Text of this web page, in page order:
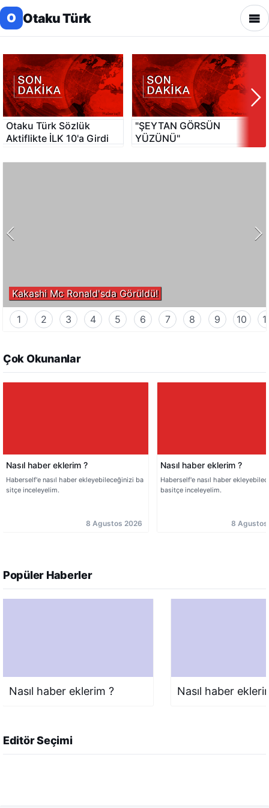
O Otaku Türk
Otaku Türk Sözlük
Aktiflikte İLK 10'a Girdi
"ŞEYTAN GÖRSÜN
YÜZÜNÜ"
Nasıl haber eklerim ?
Kakashi Mc Ronald'sda Görüldü!
1 2 3 4 5 6 7 8 9 10
Çok Okunanlar
Nasıl haber eklerim ?
Haberself'e nasıl haber ekleyebileceğinizi ba
sitçe inceleyelim.
8 Agustos 2026
Nasıl haber eklerim ?
Haberself'e nasıl haber
basitçe inceleyelim.
8
Popüler Haberler
Nasıl haber eklerim ? Nasıl haber
Editör Seçimi